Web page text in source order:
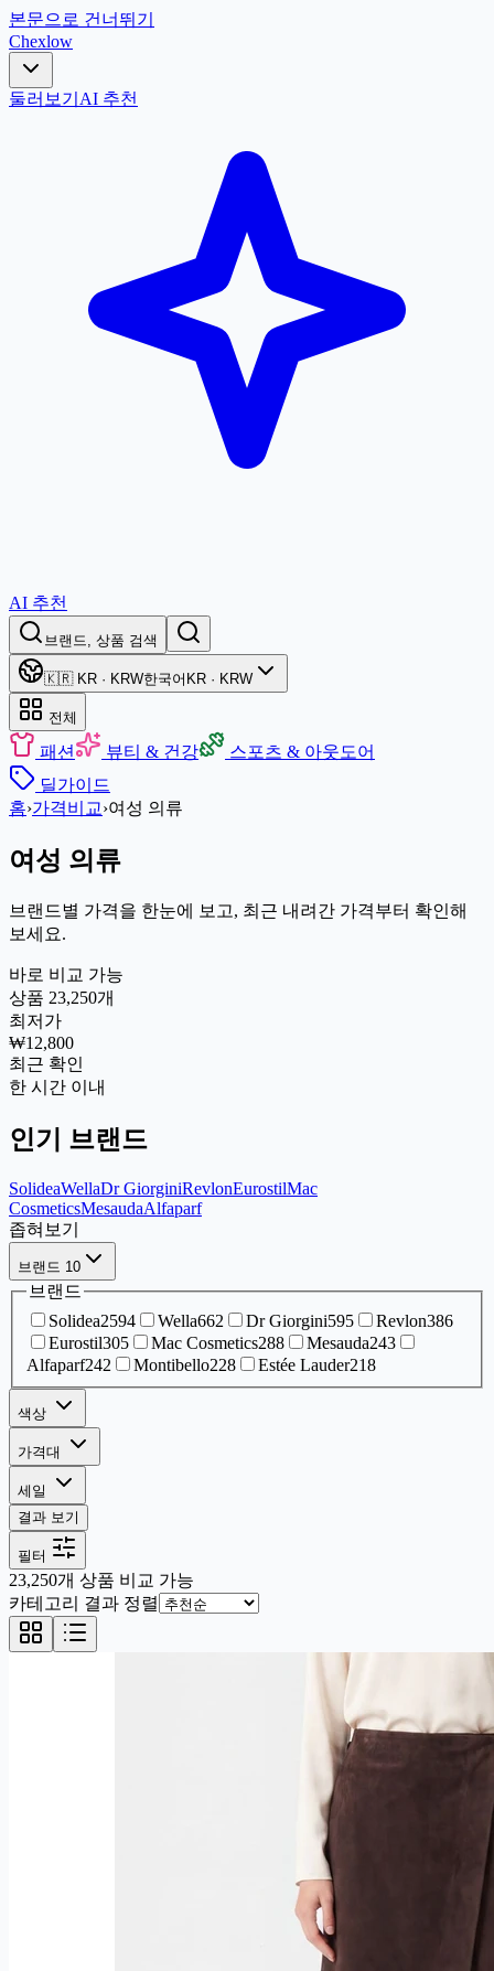
본문으로 건너뛰기
Chexlow
둘러보기 AI 추천
AI 추천
브랜드, 상품 검색
🇰🇷 KR · KRW한국어 KR · KRW
전체
패션 뷰티 & 건강
스포츠 & 아웃도어
딜가이드
홈›가격비교›여성 의류
여성 의류
브랜드별 가격을 한눈에 보고, 최근 내려간 가격부터 확인해
보세요.
바로 비교 가능
상품 23,250개
최저가
₩12,800
최근 확인
한 시간 이내
인기 브랜드
SolideaWellaDr GiorginiRevlonEurostilMac
CosmeticsMesaudaAlfaparf
좁혀보기
브랜드 10
브랜드
Solidea2594 Wella662 Dr Giorgini595 Revlon386
Eurostil305 Mac Cosmetics288 Mesauda243
Alfaparf242 Montibello228 Estée Lauder218
색상
가격대
세일
결과 보기
필터
23,250개 상품 비교 가능
카테고리 결과 정렬